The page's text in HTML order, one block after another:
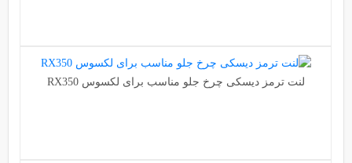
لنت ترمز دیسکی چرخ جلو مناسب برای لکسوس RX350